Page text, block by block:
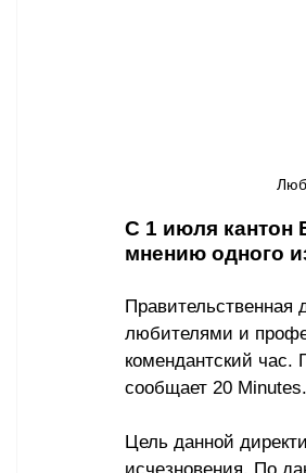
С 1 июля кантон
мнению одного
Правительственная
любителями и
комендантский час.
сообщает 20 Minutes.
Цель данной